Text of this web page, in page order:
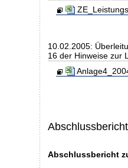
10.02.2005:
16 der Hinweise zur
Abschlussbericht